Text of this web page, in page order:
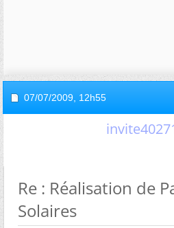
07/07/2009, 12h55
Re : Réalisation de
Solaires